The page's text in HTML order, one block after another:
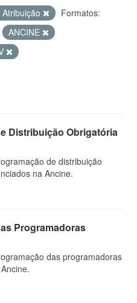
Formatos:
ANCINE
Distribuição Obrigatória
de distribuição
na Ancine.
Programadoras
das programadoras